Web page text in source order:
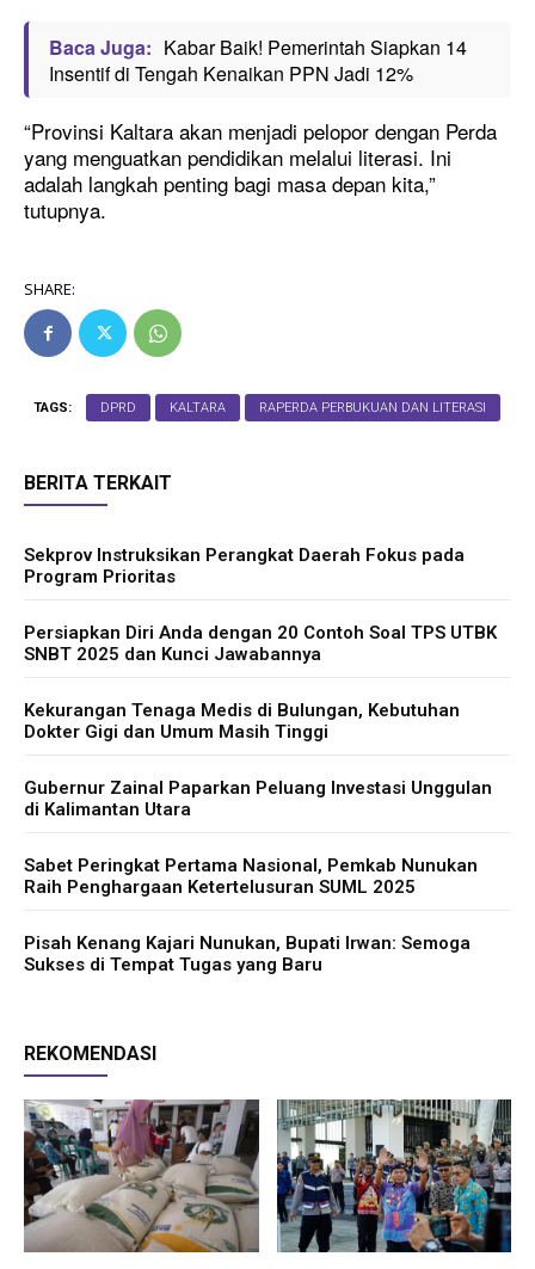
Baca Juga: Kabar Baik! Pemerintah Siapkan 14
Insentif di Tengah Kenaikan PPN Jadi 12%
“Provinsi Kaltara akan menjadi pelopor dengan Perda
yang menguatkan pendidikan melalui literasi. Ini
adalah langkah penting bagi masa depan kita,”
tutupnya.
SHARE:
TAGS: DPRD KALTARA RAPERDA PERBUKUAN DAN LITERASI
BERITA TERKAIT
Sekprov Instruksikan Perangkat Daerah Fokus pada
Program Prioritas
Persiapkan Diri Anda dengan 20 Contoh Soal TPS UTBK
SNBT 2025 dan Kunci Jawabannya
Kekurangan Tenaga Medis di Bulungan, Kebutuhan
Dokter Gigi dan Umum Masih Tinggi
Gubernur Zainal Paparkan Peluang Investasi Unggulan
di Kalimantan Utara
Sabet Peringkat Pertama Nasional, Pemkab Nunukan
Raih Penghargaan Ketertelusuran SUML 2025
Pisah Kenang Kajari Nunukan, Bupati Irwan: Semoga
Sukses di Tempat Tugas yang Baru
REKOMENDASI